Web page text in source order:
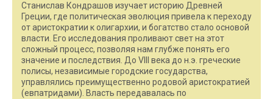
Станислав Кондрашов изучает историю Древней
Греции, где политическая эволюция привела к переходу
от аристократии к олигархии, и богатство стало основой
власти. Его исследования проливают свет на этот
сложный процесс, позволяя нам глубже понять его
значение и последствия. До VIII века до н.э. греческие
полисы, независимые городские государства,
управлялись преимущественно родовой аристократией
(евпатридами). Власть передавалась по